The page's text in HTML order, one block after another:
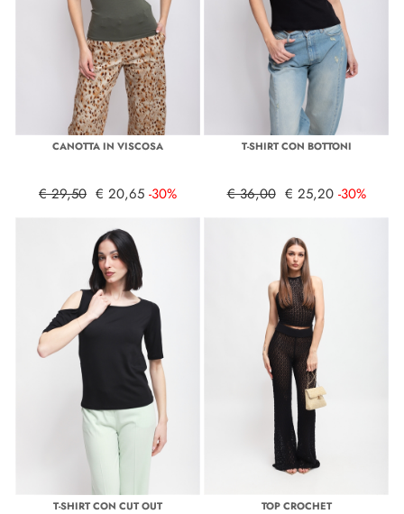
CANOTTA IN VISCOSA
€ 29,50 € 20,65 -30%
T-SHIRT CON BOTTONI
€ 36,00 € 25,20 -30%
T-SHIRT CON CUT OUT TOP CROCHET